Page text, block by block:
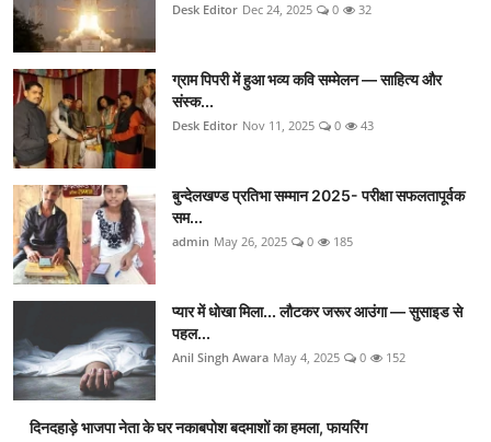
Desk Editor Dec 24, 2025 0 32
ग्राम पिपरी में हुआ भव्य कवि सम्मेलन — साहित्य और
संस्क...
Desk Editor Nov 11, 2025 0 43
बुन्देलखण्ड प्रतिभा सम्मान 2025- परीक्षा सफलतापूर्वक
सम...
admin May 26, 2025 0 185
प्यार में धोखा मिला... लौटकर जरूर आउंगा — सुसाइड से
पहल...
Anil Singh Awara May 4, 2025 0 152
दिनदहाड़े भाजपा नेता के घर नकाबपोश बदमाशों का हमला, फायरिंग